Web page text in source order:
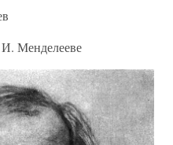
Менделееве